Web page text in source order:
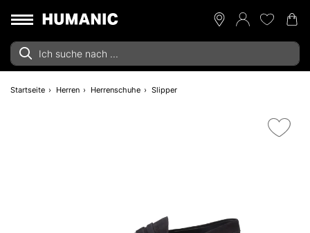
Startseite Herren Herrenschuhe Slipper